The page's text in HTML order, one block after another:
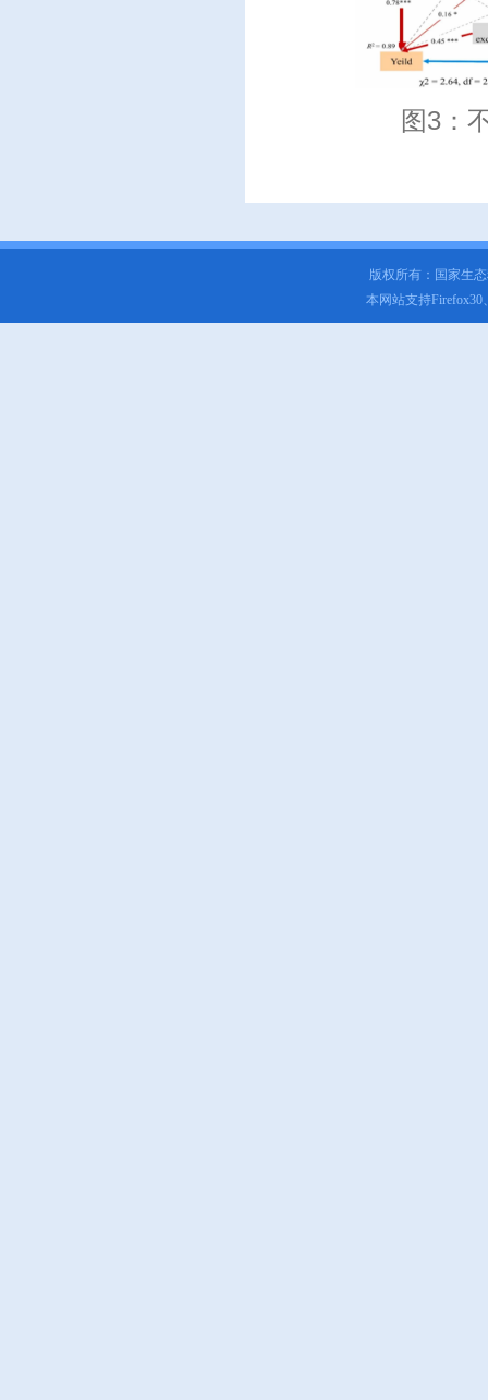
图3：
版权所有：国家生
本网站支持